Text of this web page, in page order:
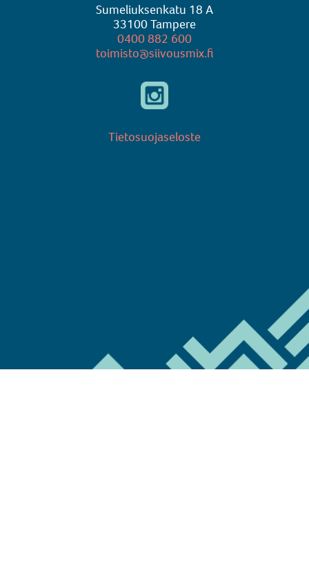
Sumeliuksenkatu 18 A
33100 Tampere
0400 882 600
toimisto@siivousmix.fi
Tietosuojaseloste